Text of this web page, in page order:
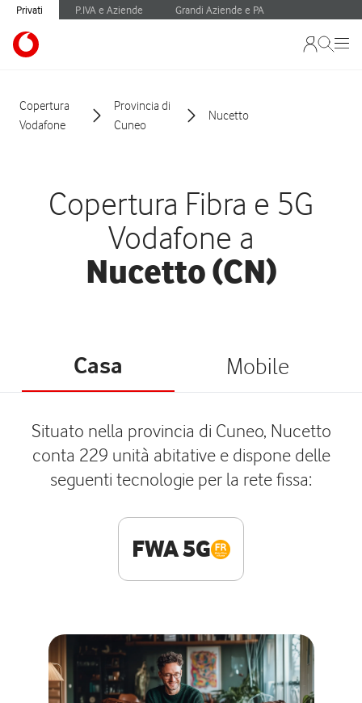
Privati P.IVA e Aziende Grandi Aziende e PA
Copertura
Vodafone
Provincia di
Cuneo
Nucetto
Copertura Fibra e 5G
Vodafone a
Nucetto (CN)
Casa Mobile
Situato nella provincia di Cuneo, Nucetto
conta 229 unità abitative e dispone delle
seguenti tecnologie per la rete fissa:
FWA 5G